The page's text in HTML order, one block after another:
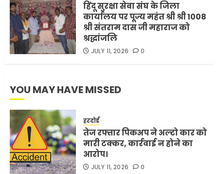
5
हिंदू सुरक्षा सेवा संघ के जिला
कार्यालय पर पूज्य महंत श्री श्री 1008
श्री संतराम दास जी महाराज को
श्रद्धांजलि
JULY 11, 2026 0
YOU MAY HAVE MISSED
हरदोई
तेज रफ्तार पिकअप ने अल्टो कार को
मारी टक्कर, कार्रवाई न होने का
आरोप।
JULY 11, 2026 0